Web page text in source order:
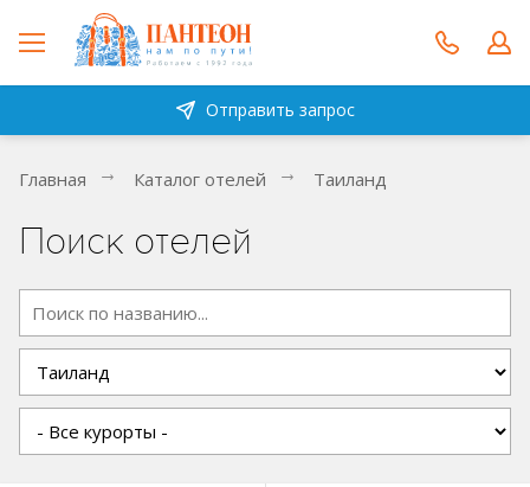
Отправить запрос
Главная Каталог отелей Таиланд
Поиск отелей